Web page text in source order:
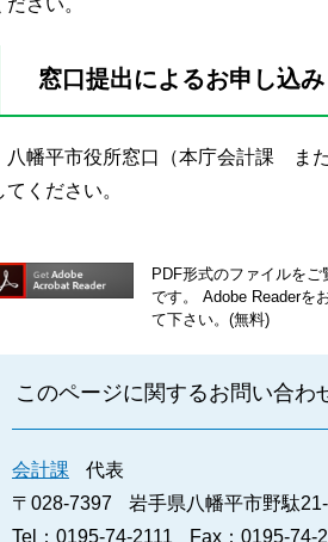
窓口提出によるお申し込み
幡平市役所窓口（本庁会計課 ま
てください。
PDF形式のファイルを
です。
Adobe Readerを
て下さい。(無料)
このページに関するお問い合わ
会計課
代表
〒028-7397
岩手県八幡平市野駄
Tel：0195-74-2111
Fax：0195-74-